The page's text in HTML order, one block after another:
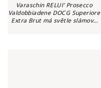
Varaschin RELUI’ Prosecco
Valdobbiadene DOCG Superiore
Extra Brut má světle slámově